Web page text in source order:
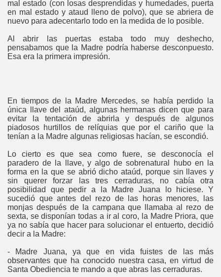
mal estado (con losas desprendidas y humedades, puerta
en mal estado y ataud lleno de polvo), que se abriera de
nuevo para adecentarlo todo en la medida de lo posible.
Al abrir las puertas estaba todo muy deshecho,
pensabamos que la Madre podría haberse desconpuesto.
Esa era la primera impresión.
En tiempos de la Madre Mercedes, se había perdido la
única llave del ataúd, algunas hermanas dicen que para
evitar la tentación de abrirla y después de algunos
piadosos hurtillos de relíquias que por el cariño que la
tenían a la Madre algunas religiosas hacían, se escondió.
Lo cierto es que sea como fuere, se desconocía el
paradero de la llave, y algo de sobrenatural hubo en la
forma en la que se abrió dicho ataúd, porque sin llaves y
sin querer forzar las tres cerraduras, no cabía otra
posibilidad que pedir a la Madre Juana lo hiciese. Y
sucedió que antes del rezo de las horas menores, las
monjas después de la campana que llamaba al rezo de
sexta, se disponían todas a ir al coro, la Madre Priora, que
ya no sabía que hacer para solucionar el entuerto, decidió
decir a la Madre:
- Madre Juana, ya que en vida fuistes de las más
observantes que ha conocido nuestra casa, en virtud de
Santa Obediencia te mando a que abras las cerraduras.